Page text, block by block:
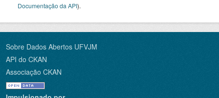
Documentação da API).
Sobre Dados Abertos UFVJM
API do CKAN
Associação CKAN